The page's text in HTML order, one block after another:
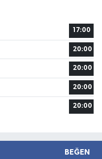
17:00
20:00
20:00
20:00
20:00
BEĞEN